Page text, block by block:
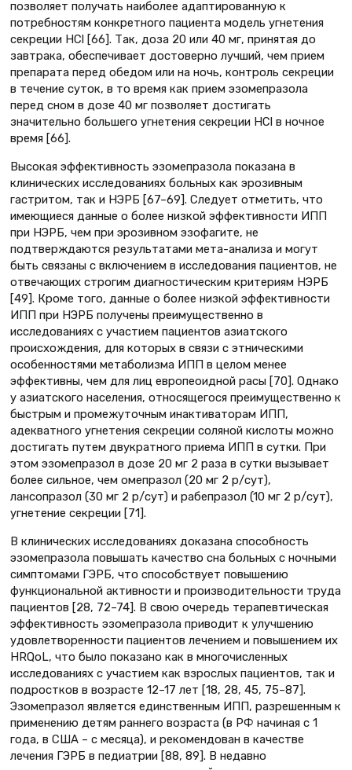
позволяет получать наиболее адаптированную к
потребностям конкретного пациента модель угнетения
секреции HCl [66]. Так, доза 20 или 40 мг, принятая до
завтрака, обеспечивает достоверно лучший, чем прием
препарата перед обедом или на ночь, контроль секреции
в течение суток, в то время как прием эзомепразола
перед сном в дозе 40 мг позволяет достигать
значительно большего угнетения секреции HCl в ночное
время [66].
Высокая эффективность эзомепразола показана в
клинических исследованиях больных как эрозивным
гастритом, так и НЭРБ [67–69]. Следует отметить, что
имеющиеся данные о более низкой эффективности ИПП
при НЭРБ, чем при эрозивном эзофагите, не
подтверждаются результатами мета-анализа и могут
быть связаны с включением в исследования пациентов, не
отвечающих строгим диагностическим критериям НЭРБ
[49]. Кроме того, данные о более низкой эффективности
ИПП при НЭРБ получены преимущественно в
исследованиях с участием пациентов азиатского
происхождения, для которых в связи с этническими
особенностями метаболизма ИПП в целом менее
эффективны, чем для лиц европеоидной расы [70]. Однако
у азиатского населения, относящегося преимущественно к
быстрым и промежуточным инактиваторам ИПП,
адекватного угнетения секреции соляной кислоты можно
достигать путем двукратного приема ИПП в сутки. При
этом эзомепразол в дозе 20 мг 2 раза в сутки вызывает
более сильное, чем омепразол (20 мг 2 р/сут),
лансопразол (30 мг 2 р/сут) и рабепразол (10 мг 2 р/сут),
угнетение секреции [71].
В клинических исследованиях доказана способность
эзомепразола повышать качество сна больных с ночными
симптомами ГЭРБ, что способствует повышению
функциональной активности и производительности труда
пациентов [28, 72–74]. В свою очередь терапевтическая
эффективность эзомепразола приводит к улучшению
удовлетворенности пациентов лечением и повышением их
HRQoL, что было показано как в многочисленных
исследованиях с участием как взрослых пациентов, так и
подростков в возрасте 12–17 лет [18, 28, 45, 75–87].
Эзомепразол является единственным ИПП, разрешенным к
применению детям раннего возраста (в РФ начиная с 1
года, в США – с месяца), и рекомендован в качестве
лечения ГЭРБ в педиатрии [88, 89]. В недавно